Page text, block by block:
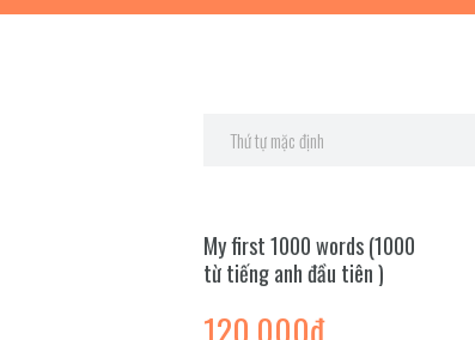
My first 1000 words (1000
từ tiếng anh đầu tiên )
120,000₫